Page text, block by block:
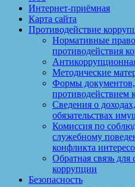
Интернет-приёмная
Карта сайта
Противодействие
Нормативные
противодействия
Методические
Формы документов,
противодействием
Сведения о
обязательствах
Комиссия по
служебному
конфликта
Обратная связь
коррупции
Безопасность